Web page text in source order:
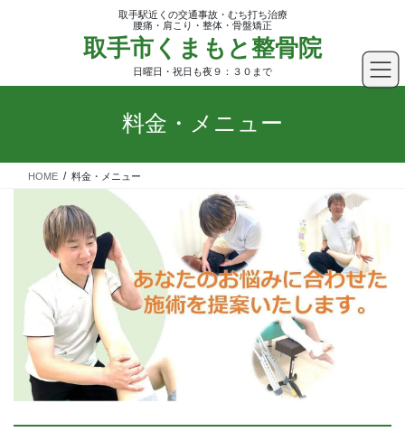
ツ
ッ
シ
移
取手駅近くの交通事故・むち打ち治療
腰痛・肩こり・整体・骨盤矯正
取手市くまもと整骨院
日曜日・祝日も夜９：３０まで
料金・メニュー
HOME 料金・メニュー